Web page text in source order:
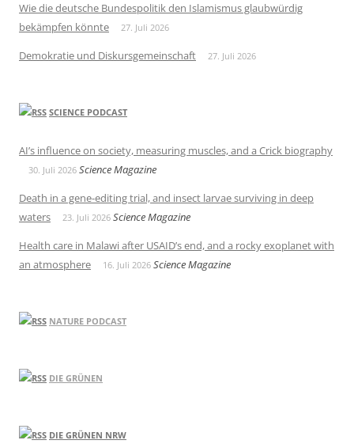
Wie die deutsche Bundespolitik den Islamismus glaubwürdig
bekämpfen könnte
27. Juli 2026
Demokratie und Diskursgemeinschaft 27. Juli 2026
SCIENCE PODCAST
AI’s influence on society, measuring muscles, and a Crick biography
30. Juli 2026 Science Magazine
Death in a gene-editing trial, and insect larvae surviving in deep
waters
23. Juli 2026 Science Magazine
Health care in Malawi after USAID’s end, and a rocky exoplanet with
an atmosphere
16. Juli 2026 Science Magazine
NATURE PODCAST
DIE GRÜNEN
DIE GRÜNEN NRW